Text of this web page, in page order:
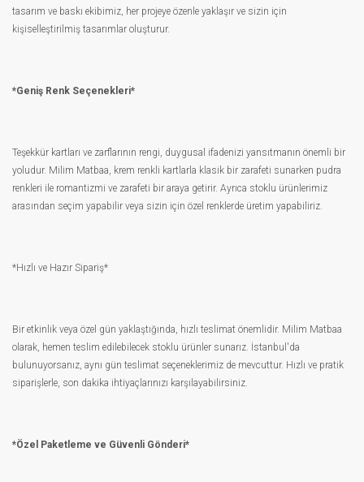
tasarım ve baskı ekibimiz, her projeye özenle yaklaşır ve sizin için
kişiselleştirilmiş tasarımlar oluşturur.
*Geniş Renk Seçenekleri*
Teşekkür kartları ve zarflarının rengi, duygusal ifadenizi yansıtmanın önemli bir
yoludur. Milim Matbaa, krem renkli kartlarla klasik bir zarafeti sunarken pudra
renkleri ile romantizmi ve zarafeti bir araya getirir. Ayrıca stoklu ürünlerimiz
arasından seçim yapabilir veya sizin için özel renklerde üretim yapabiliriz.
*Hızlı ve Hazır Sipariş*
Bir etkinlik veya özel gün yaklaştığında, hızlı teslimat önemlidir. Milim Matbaa
olarak, hemen teslim edilebilecek stoklu ürünler sunarız. İstanbul'da
bulunuyorsanız, aynı gün teslimat seçeneklerimiz de mevcuttur. Hızlı ve pratik
siparişlerle, son dakika ihtiyaçlarınızı karşılayabilirsiniz.
*Özel Paketleme ve Güvenli Gönderi*